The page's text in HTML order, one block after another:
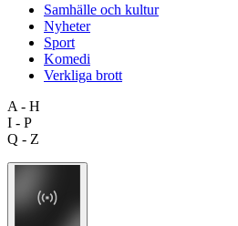
Samhälle och kultur
Nyheter
Sport
Komedi
Verkliga brott
A - H
I - P
Q - Z